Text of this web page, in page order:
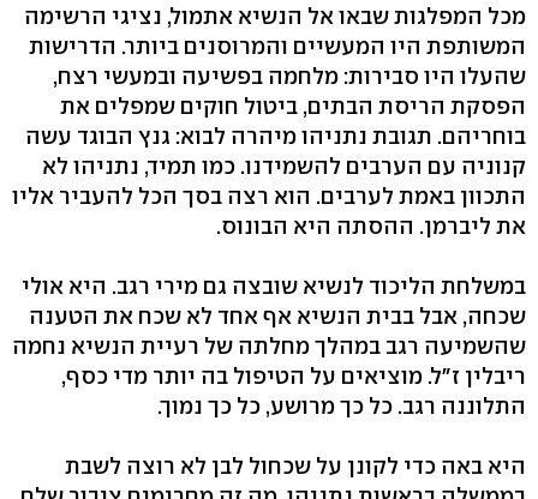
מכל המפלגות שבאו אל הנשיא אתמול, נציגי הרשימה
המשותפת היו המעשיים והמרוסנים ביותר. הדרישות
שהעלו היו סבירות: מלחמה בפשיעה ובמעשי רצח,
הפסקת הריסת הבתים, ביטול חוקים שמפלים את
בוחריהם. תגובת נתניהו מיהרה לבוא: גנץ הבוגד עשה
קנוניה עם הערבים להשמידנו. כמו תמיד, נתניהו לא
התכוון באמת לערבים. הוא רצה בסך הכל להעביר אליו
את ליברמן. ההסתה היא הבונוס.
במשלחת הליכוד לנשיא שובצה גם מירי רגב. היא אולי
שכחה, אבל בבית הנשיא אף אחד לא שכח את הטענה
שהשמיעה רגב במהלך מחלתה של רעיית הנשיא נחמה
ריבלין ז"ל. מוציאים על הטיפול בה יותר מדי כסף,
התלוננה רגב. כל כך מרושע, כל כך נמוך.
היא באה כדי לקונן על שכחול לבן לא רוצה לשבת